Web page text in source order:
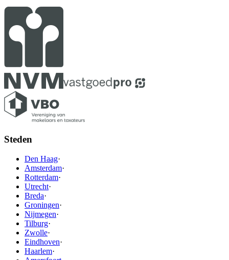
Steden
Den Haag·
Amsterdam·
Rotterdam·
Utrecht·
Breda·
Groningen·
Nijmegen·
Tilburg·
Zwolle·
Eindhoven·
Haarlem·